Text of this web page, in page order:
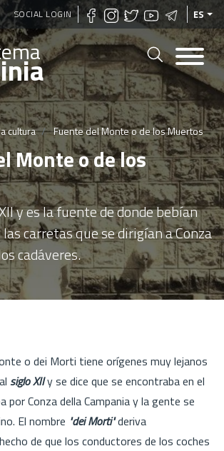
Pasar
al
contenido
principal
SOCIAL LOGIN ES
cultura Fuente del Monte o de los Muertos
Monte o de los
y es la fuente de donde bebían
carretas que se dirigían a Conza
cadáveres.
o dei Morti tiene orígenes muy lejanos
siglo XIIy se dice que se encontraba en el
por Conza della Campania y la gente se
El nombre "dei Morti"deriva
de que los conductores de los coches